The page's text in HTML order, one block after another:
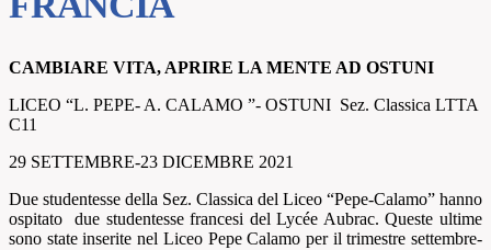
CAMBIARE VITA, APRIRE LA MENTE AD OSTUNI
LICEO “L. PEPE- A. CALAMO ”- OSTUNI Sez. Classica LTTA
C11
29 SETTEMBRE-23 DICEMBRE 2021
Due studentesse della Sez. Classica del Liceo “Pepe-Calamo” hanno
ospitato due studentesse francesi del Lycée Aubrac. Queste ultime
sono state inserite nel Liceo Pepe Calamo per il trimestre settembre-